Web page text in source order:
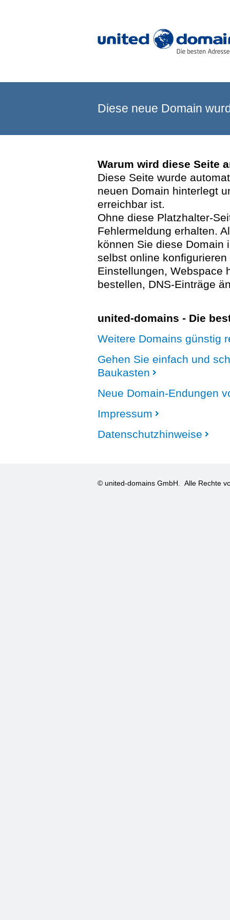
Diese neue Domain
Warum wird diese Seite
Diese Seite wurde
neuen Domain hinterlegt
erreichbar ist.
Ohne diese Platzhalter-
Fehlermeldung erhalten.
können Sie diese Domain
selbst online
Einstellungen, Webspace
bestellen, DNS-Einträge
united-domains - Die
Weitere Domains günstig
Gehen Sie einfach und
Baukasten
Neue Domain-Endungen
Impressum
Datenschutzhinweise
© united-domains GmbH. Alle Rechte